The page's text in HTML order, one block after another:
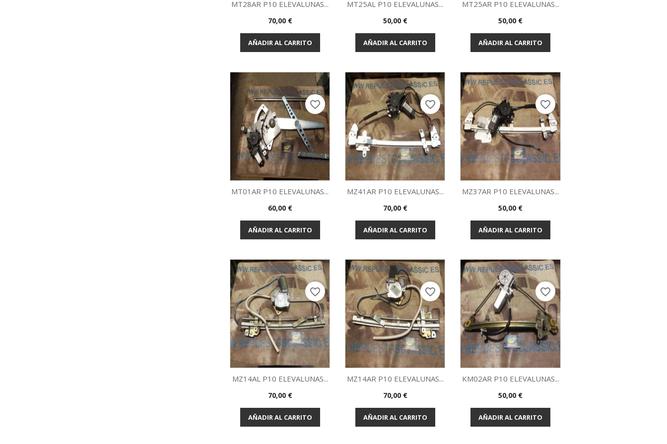
Vista rápida
MT28AR P10 ELEVALUNAS...
Precio
70,00 €
AÑADIR AL CARRITO
Vista rápida
MT25AL P10 ELEVALUNAS...
Precio
50,00 €
AÑADIR AL CARRITO
Vista rápida
MT25AR P10 ELEVALUNAS...
Precio
50,00 €
AÑADIR AL CARRITO
Vista rápida
MT01AR P10 ELEVALUNAS...
Precio
60,00 €
AÑADIR AL CARRITO
favorite_border
Vista rápida
MZ41AR P10 ELEVALUNAS...
Precio
70,00 €
AÑADIR AL CARRITO
favorite_border
Vista rápida
MZ37AR P10 ELEVALUNAS...
Precio
50,00 €
AÑADIR AL CARRITO
favorite_border
Vista rápida
MZ14AL P10 ELEVALUNAS...
Precio
70,00 €
AÑADIR AL CARRITO
favorite_border
Vista rápida
MZ14AR P10 ELEVALUNAS...
Precio
70,00 €
AÑADIR AL CARRITO
favorite_border
Vista rápida
KM02AR P10 ELEVALUNAS...
Precio
50,00 €
AÑADIR AL CARRITO
favorite_border